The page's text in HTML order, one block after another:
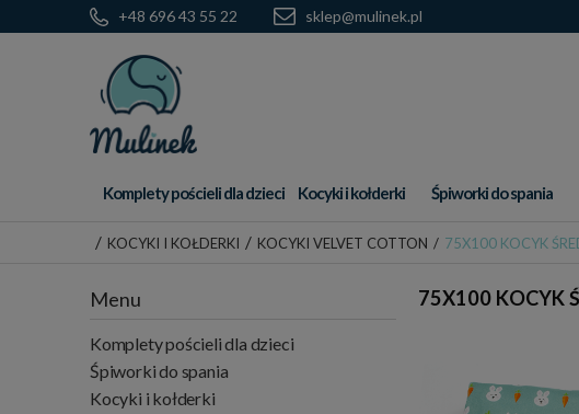
+48 696 43 55 22 sklep@mulinek.pl
Komplety pościeli dla dzieci Kocyki i kołderki Śpiworki do spania
/ KOCYKI I KOŁDERKI / KOCYKI VELVET COTTON / 75X100 KOCYK
Menu
Komplety pościeli dla dzieci
Śpiworki do spania
Kocyki i kołderki
75X100 KOCYK